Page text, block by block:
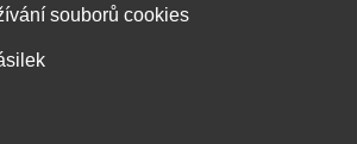
souborů cookies